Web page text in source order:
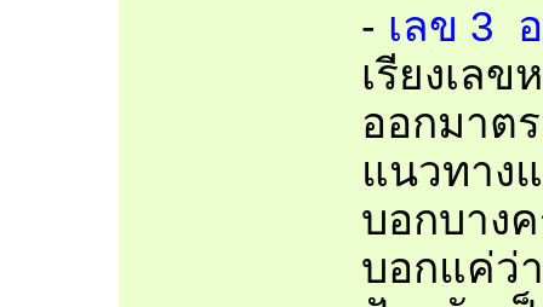
- เลข 3
เรียงเล
ออกมาต
แนวทาง
บอกบาง
บอกแค่ว่